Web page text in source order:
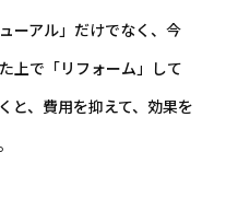
ーアル」だけでなく、今
上で「リフォーム」して
と、費用を抑えて、効果を